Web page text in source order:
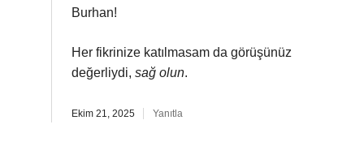
Burhan!
Her fikrinize katılmasam da görüşünüz
değerliydi, sağ olun.
Ekim 21, 2025 Yanıtla